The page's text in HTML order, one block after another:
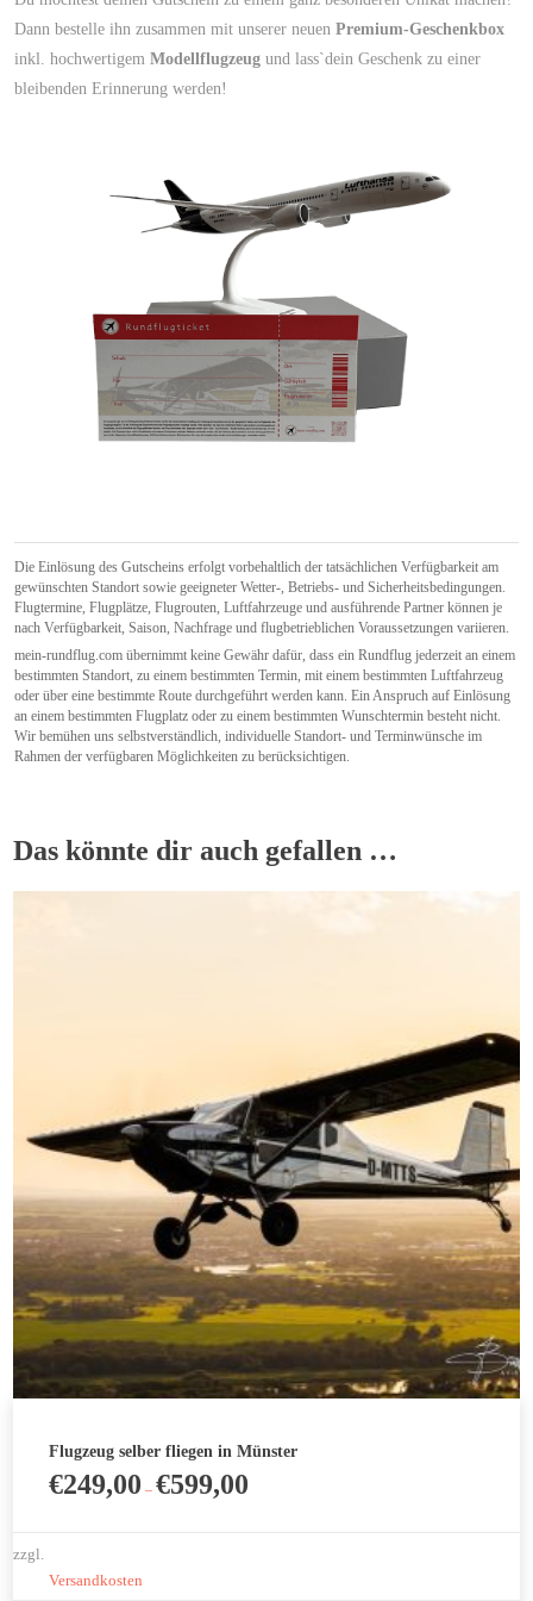
Dann bestelle ihn zusammen mit unserer neuenPremium-Geschenkbox
inkl. hochwertigemModellflugzeug und lass`dein Geschenk zu einer
bleibenden Erinnerung werden!
Die Einlösung des Gutscheins erfolgt vorbehaltlich der tatsächlichen Verfügbarkeit am
gewünschten Standort sowie geeigneter Wetter-, Betriebs- und Sicherheitsbedingungen.
Flugtermine, Flugplätze, Flugrouten, Luftfahrzeuge und ausführende Partner können je
nach Verfügbarkeit, Saison, Nachfrage und flugbetrieblichen Voraussetzungen variieren.
mein-rundflug.com übernimmt keine Gewähr dafür, dass ein Rundflug jederzeit an einem
bestimmten Standort, zu einem bestimmten Termin, mit einem bestimmten Luftfahrzeug
oder über eine bestimmte Route durchgeführt werden kann. Ein Anspruch auf Einlösung
an einem bestimmten Flugplatz oder zu einem bestimmten Wunschtermin besteht nicht.
Wir bemühen uns selbstverständlich, individuelle Standort- und Terminwünsche im
Rahmen der verfügbaren Möglichkeiten zu berücksichtigen.
Das könnte dir auch gefallen …
Flugzeug selber fliegen in Münster
€249,00 –€599,00
zzgl.
Versandkosten